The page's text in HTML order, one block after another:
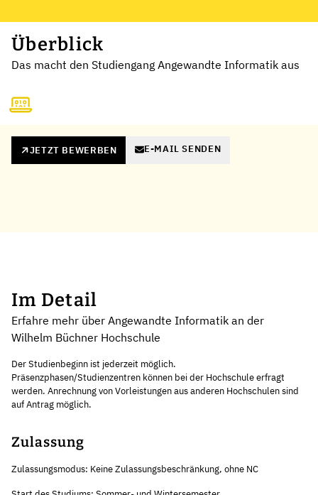
Überblick
Das macht den Studiengang Angewandte Informatik aus
JETZT BEWERBEN E-MAIL SENDEN
Im Detail
Erfahre mehr über Angewandte Informatik an der
Wilhelm Büchner Hochschule
Der Studienbeginn ist jederzeit möglich.
Präsenzphasen/Studienzentren können bei der Hochschule erfragt
werden. Anrechnung von Vorleistungen aus anderen Hochschulen sind
auf Antrag möglich.
Zulassung
Zulassungsmodus: Keine Zulassungsbeschränkung, ohne NC